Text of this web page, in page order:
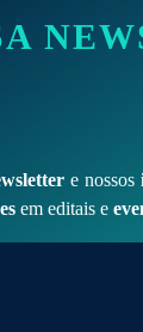
e nossos
em editais e